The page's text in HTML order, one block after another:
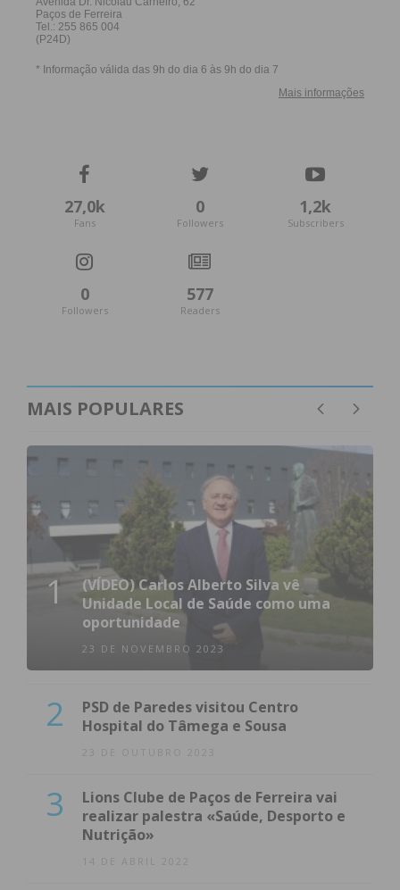
27,0k
Fans
0
Followers
1,2k
Subscribers
0
Followers
577
Readers
MAIS POPULARES
1
(VÍDEO) Carlos Alberto Silva vê
Unidade Local de Saúde como uma
oportunidade
23 DE NOVEMBRO 2023
2
PSD de Paredes visitou Centro
Hospital do Tâmega e Sousa
23 DE OUTUBRO 2023
3
Lions Clube de Paços de Ferreira vai
realizar palestra «Saúde, Desporto e
Nutrição»
14 DE ABRIL 2022